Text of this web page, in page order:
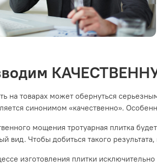
на товарах может обернуться
синонимом «качественно».
мощения тротуарная плитка
вид. Чтобы добиться такого
изготовления плитки